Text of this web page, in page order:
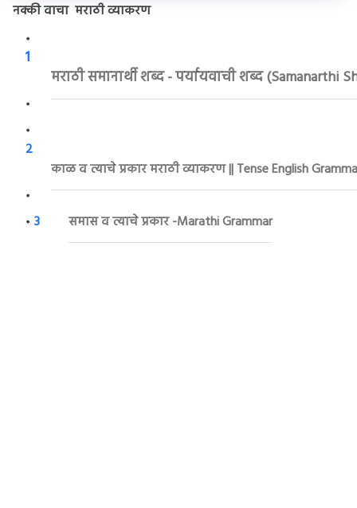
नक्की वाचा मराठी व्याकरण
1
मराठी समानार्थी शब्द - पर्यायवाची शब्द (Samanarthi
2
काळ व त्याचे प्रकार मराठी व्याकरण || Tense English
3 समास व त्याचे प्रकार -Marathi Grammar